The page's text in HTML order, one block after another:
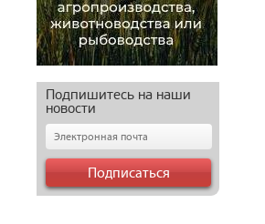
Подпишитесь на наши
новости